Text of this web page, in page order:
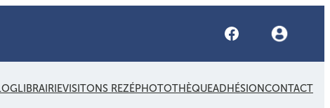
Facebook
LIBRAIRIEVISITONS REZÉPHOTOTHÈQUEADHÉSIONCONTACT